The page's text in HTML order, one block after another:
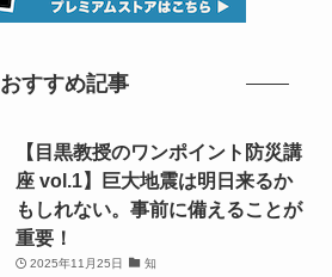
おすすめ記事
【目黒教授のワンポイント防災講
座 vol.1】巨大地震は明日来るか
もしれない。事前に備えることが
重要！
2025年11月25日 知